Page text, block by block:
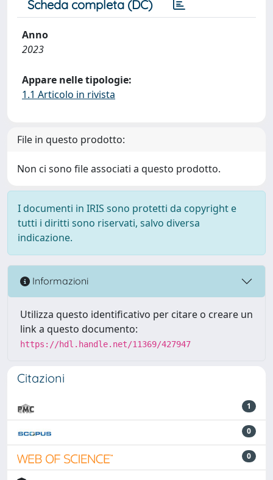
Scheda completa (DC)
Anno
2023
Appare nelle tipologie:
1.1 Articolo in rivista
File in questo prodotto:
Non ci sono file associati a questo prodotto.
I documenti in IRIS sono protetti da copyright e
tutti i diritti sono riservati, salvo diversa
indicazione.
Informazioni
Utilizza questo identificativo per citare o creare un
link a questo documento:
https://hdl.handle.net/11369/427947
Citazioni
1
0
0